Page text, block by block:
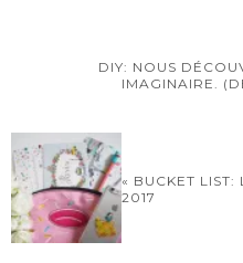
DIY: NOUS
IMAGINAIRE.
« BUCKET LIST:
2017